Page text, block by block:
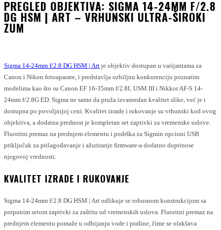
PREGLED OBJEKTIVA: SIGMA 14-24MM F/2.8
DG HSM | ART – VRHUNSKI ULTRA-ŠIROKI
ZUM
Sigma 14-24mm f/2.8 DG HSM | Art je objektiv dostupan u varijantama za
Canon i Nikon fotoaparate, i predstavlja ozbiljnu konkurenciju poznatim
modelima kao što su Canon EF 16-35mm f/2.8L USM III i Nikkor AF-S 14-
24mm f/2.8G ED. Sigma ne samo da pruža izvanredan kvalitet slike, već je i
dostupna po povoljnijoj ceni. Kvalitet izrade i rukovanje su vrhunski kod ovog
objektiva, a dodatna prednost je kompletan set zaptivki za vremenske uslove.
Fluoritni premaz na prednjem elementu i podrška za Sigmin opcioni USB
priključak za prilagođavanje i ažuriranje firmware-a dodatno doprinose
njegovoj vrednosti.
KVALITET IZRADE I RUKOVANJE
Sigma 14-24mm f/2.8 DG HSM | Art odlikuje se robusnom konstrukcijom sa
potpunim setom zaptivki za zaštitu od vremenskih uslova. Fluoritni premaz na
prednjem elementu pomaže u odbijanju vode i prašine, čime se olakšava